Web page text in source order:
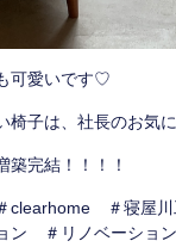
可愛いです♡
椅子は、社長のお気
築完結！！！！
clearhome ＃寝屋
ン ＃リノベーシ